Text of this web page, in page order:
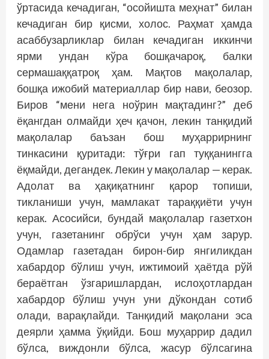
ўртасида кечадиган, “осойишта меҳнат” билан
кечадиган бир қисми, холос. Раҳмат ҳамда
асаббузарликлар билан кечадиган иккинчи
ярми ундан кўра бошқачароқ, балки
сермашаққатроқ ҳам. Мақтов мақолалар,
бошқа ижобий материаллар бир нави, беозор.
Биров “мени нега ноўрин мақтадинг?” деб
ёқангдан олмайди ҳеч қачон, лекин танқидий
мақолалар баъзан бош муҳаррирнинг
тинкасини қуритади: тўғри гап туққанингга
ёқмайди, дегандек. Лекин у мақолалар — керак.
Адолат ва ҳақиқатнинг қарор топиши,
тикланиши учун, мамлакат тараққиёти учун
керак. Асосийси, бундай мақолалар газетхон
учун, газетанинг обрўси учун ҳам зарур.
Одамлар газетадан бирон-бир янгиликдан
хабардор бўлиш учун, ижтимоий ҳаётда рўй
бераётган ўзгаришлардан, ислоҳотлардан
хабардор бўлиш учун уни дўкондан сотиб
олади, варақлайди. Танқидий мақолани эса
деярли ҳамма ўқийди. Бош муҳаррир дадил
бўлса, виждонли бўлса, жасур бўлсагина